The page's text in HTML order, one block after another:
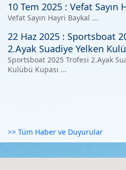
10 Tem 2025 : Vefat Sayın
Vefat Sayın Hayri Baykal ...
22 Haz 2025 : Sportsboat
2.Ayak Suadiye Yelken
Sportsboat 2025 Trofesi 2.Ayak
Kulübü Kupası ...
>> Tüm Haber ve Duyurular